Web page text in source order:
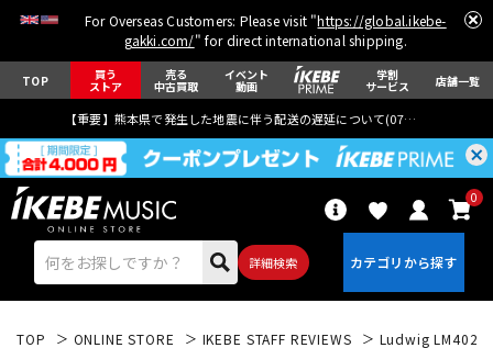
For Overseas Customers: Please visit "https://global.ikebe-
gakki.com/" for direct international shipping.
TOP 買う
ストア
売る
中古買取
イベント
動画
学割
サービス 店舗一覧
【重要】熊本県で発生した地震に伴う配送の遅延について(07月29日
詳細検索
0
TOP ONLINE STORE IKEBE STAFF REVIEWS Ludwig LM402